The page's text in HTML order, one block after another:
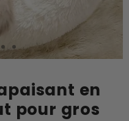
en
pour gros